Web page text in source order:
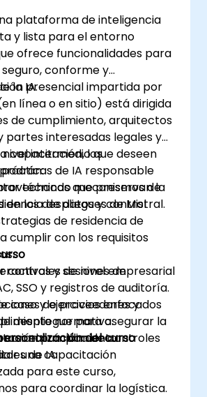
plataforma de inteligencia
y lista para el entorno
ofrece funcionalidades para
conforme y
la IA.presencial impartida por
línea o en sitio) está dirigida
de cumplimiento, arquitectos
partes interesadas legales y
intermedio que deseen
de IA responsable
mecanismos de
de datos y control
capacitación, los
técnicas que preservan la
en los despliegues de Mistral.
de residencia de
cumplir con los requisitos
controles de nivel empresarial
SSO y registros de auditoría.
de proveedores y
despliegue para asegurar la
con el cumplimiento
y sesiones de
caso y ejercicios enfocados
normativo.
práctica de controles
de IA.
del curso
una capacitación
para este curso,
para coordinar la logística.